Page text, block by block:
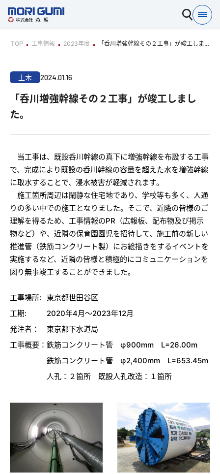
TOP 工事情報 2023年度
「呑川増強幹線その２工事」が竣工しまし
土木 2024.01.16
「呑川増強幹線その２工事」が竣工しまし
た。
当工事は、既設呑川幹線の真下に増強幹線を布設する工事
で、完成により既設の呑川幹線の容量を超えた水を増強幹線
に取水することで、浸水被害が軽減されます。
施工箇所周辺は閑静な住宅地であり、学校等も多く、人通
りの多い中での施工となりました。そこで、近隣の皆様のご
理解を得るため、工事情報のPR（広報板、配布物及び掲示
物など）や、近隣の保育園園児を招待して、施工前の新しい
推進管（鉄筋コンクリート製）にお絵描きをするイベントを
実施するなど、近隣の皆様と積極的にコミュニケーションを
図り無事竣工することができました。
工事場所:
東京都世田谷区
工期:
2020年4月～2023年12月
発注者：
東京都下水道局
工事概要： 鉄筋コンクリート管 φ900mm L=26.00m
鉄筋コンクリート管 φ2,400mm L=653.45m
人孔：２箇所 既設人孔改造：１箇所